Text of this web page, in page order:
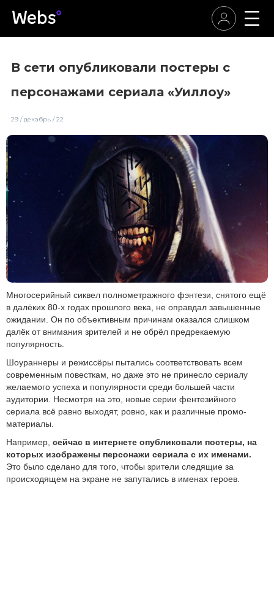
В сети опубликовали постеры с
персонажами сериала «Уиллоу»
29 / декабрь / 22
Многосерийный сиквел полнометражного фэнтези, снятого ещё
в далёких 80-х годах прошлого века, не оправдал завышенные
ожидании. Он по объективным причинам оказался слишком
далёк от внимания зрителей и не обрёл предрекаемую
популярность.
Шоураннеры и режиссёры пытались соответствовать всем
современным повесткам, но даже это не принесло сериалу
желаемого успеха и популярности среди большей части
аудитории. Несмотря на это, новые серии фентезийного
сериала всё равно выходят, ровно, как и различные промо-
материалы.
Например, сейчас в интернете опубликовали постеры, на
которых изображены персонажи сериала с их именами.
Это было сделано для того, чтобы зрители следящие за
происходящем на экране не запутались в именах героев.